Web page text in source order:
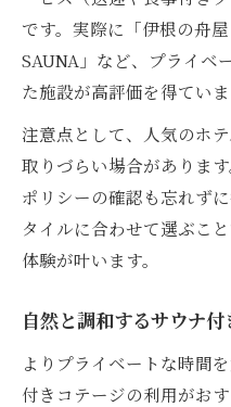
伊根町グルメと
です。実際に「伊根の舟
SAUNA」など、プライベ
た施設が高評価を得ていま
注意点として、人気のホ
取りづらい場合がありま
ポリシーの確認も忘れず
タイルに合わせて選ぶこ
体験が叶います。
自然と調和するサウナ
よりプライベートな時間
付きコテージの利用がお